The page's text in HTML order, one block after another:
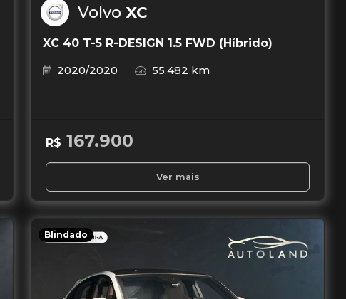
Volvo XC
XC 40 T-5 R-DESIGN 1.5 FWD (Híbrido)
2020/2020
55.482 km
R$ 167.900
Ver mais
Blindado